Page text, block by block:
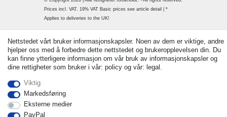
Prices incl. VAT. 19% VAT Basic prices see article detail | *
Applies to deliveries to the UK!
Nettstedet vårt bruker informasjonskapsler. Noen av dem er viktige, andre
hjelper oss med å forbedre dette nettstedet og brukeropplevelsen din. Du
kan finne ytterligere informasjon om vår bruk av informasjonskapsler og
dine rettigheter som bruker i vår: policy og vår: legal.
Viktig
Markedsføring
Eksterne medier
PayPal
Withdraw from contract here
Ta kontakt med